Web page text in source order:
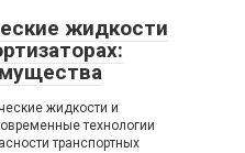
жидкости
жидкости и
технологии
транспортных